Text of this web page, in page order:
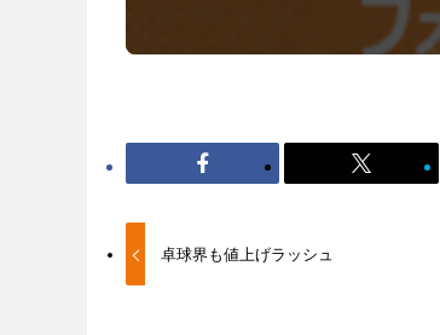
卓球界も値上げラッシュ